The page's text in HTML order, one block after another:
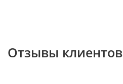
Отзывы клиентов